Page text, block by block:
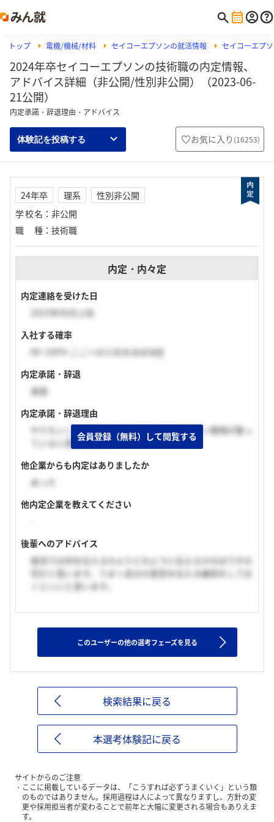
トップ 電機/機械/材料 セイコーエプソンの就活情報 セイコーエプ
2024年卒セイコーエプソンの技術職の内定情報、
アドバイス詳細（非公開/性別非公開）（2023-06-
21公開）
内定承諾・辞退理由・アドバイス
体験記を投稿する お気に入り (16253)
24年卒 理系
性別非公開
学校名 ： 非公開
職種 ： 技術職
内定・内々定
内定連絡を受けた日
2023年06月上旬
入社する確率
80~100% ここへの入社をほぼ決定
内定承諾・辞退
承諾
内定承諾・辞退理由
やりたいことができ、自分の夢を実現しやすい環境が整っ
ていると感じたから。
他企業からも内定はありましたか
あった
他内定企業を教えてください
後輩へのアドバイス
就活では何を伝えるかよりどのように伝えるかのほうが大
切だと思います。うまく自分の意見を伝える練習をしてお
くといいと思います。
会員登録（無料）して閲覧する
このユーザーの他の選考フェーズを見る
検索結果に戻る
本選考体験記に戻る
サイトからのご注意
ここに掲載しているデータは、「こうすれば必ずうまくいく」という類
のものではありません。採用過程は人によって異なりますし、方針の変
更や採用担当者が変わることで前年と大幅に変更される場合もありえま
す。